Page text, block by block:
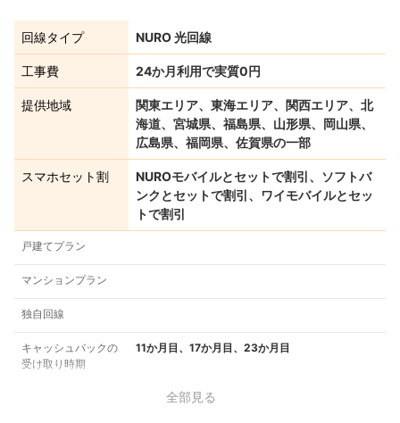
回線タイプ NURO 光回線
工事費 24か月利用で実質0円
提供地域
関東エリア、東海エリア、関西エリア、北
海道、宮城県、福島県、山形県、岡山県、
広島県、福岡県、佐賀県の一部
スマホセット割
NUROモバイルとセットで割引、ソフトバ
ンクとセットで割引、ワイモバイルとセッ
トで割引
戸建てプラン
マンションプラン
独自回線
キャッシュバックの
受け取り時期
11か月目、17か月目、23か月目
全部見る